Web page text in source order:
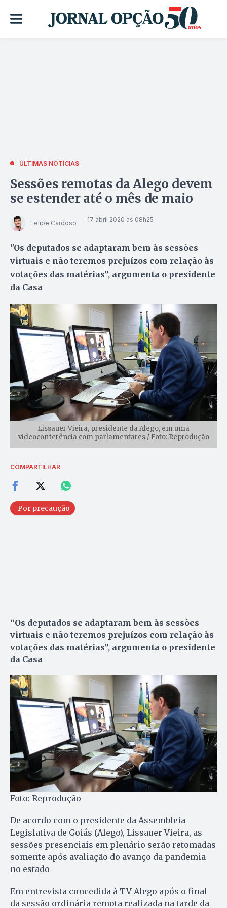
ÚLTIMAS NOTÍCIAS
Sessões remotas da Alego devem
se estender até o mês de maio
Felipe Cardoso 17 abril 2020 às 08h25
"Os deputados se adaptaram bem às sessões
virtuais e não teremos prejuízos com relação às
votações das matérias”, argumenta o presidente
da Casa
Lissauer Vieira, presidente da Alego, em uma
videoconferência com parlamentares / Foto: Reprodução
COMPARTILHAR
Por precaução
“Os deputados se adaptaram bem às sessões
virtuais e não teremos prejuízos com relação às
votações das matérias”, argumenta o presidente
da Casa
Foto: Reprodução
De acordo com o presidente da Assembleia
Legislativa de Goiás (Alego), Lissauer Vieira, as
sessões presenciais em plenário serão retomadas
somente após avaliação do avanço da pandemia
no estado
Em entrevista concedida à TV Alego após o final
da sessão ordinária remota realizada na tarde da